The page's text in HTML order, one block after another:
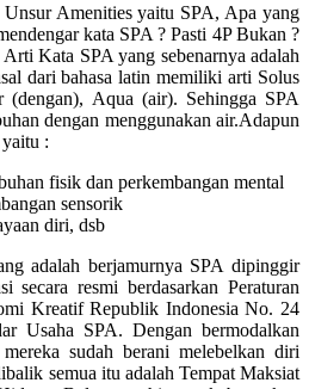
Amenities yaitu SPA, Apa yang
kata SPA ? Pasti 4P Bukan ?
Kata SPA yang sebenarnya adalah
dari bahasa latin memiliki arti Solus
(dengan), Aqua (air). Sehingga SPA
dengan menggunakan air.Adapun
:
fisik dan perkembangan mental
sensorik
diri, dsb
adalah berjamurnya SPA dipinggir
secara resmi berdasarkan Peraturan
Kreatif Republik Indonesia No. 24
Usaha SPA. Dengan bermodalkan
sudah berani melebelkan diri
semua itu adalah Tempat Maksiat